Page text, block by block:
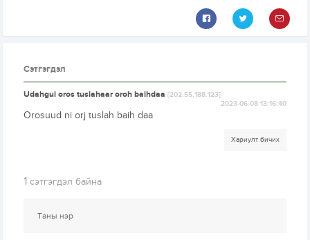
Сэтгэгдэл
Udahgui oros tuslahaar oroh baihdaa[202.55.188.123]
2023-06-08 13:16:40
Orosuud ni orj tuslah baih daa
Хариулт бичих
1 сэтгэгдэл байна